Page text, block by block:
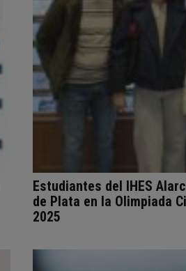
Estudiantes del IHES
de Plata en la Olimpiada
2025